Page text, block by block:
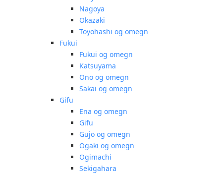
Nagoya
Okazaki
Toyohashi og omegn
Fukui
Fukui og omegn
Katsuyama
Ono og omegn
Sakai og omegn
Gifu
Ena og omegn
Gifu
Gujo og omegn
Ogaki og omegn
Ogimachi
Sekigahara